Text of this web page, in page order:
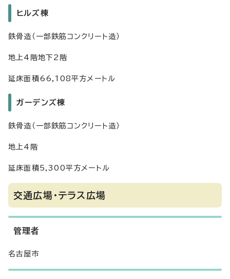
ヒルズ棟
鉄骨造（一部鉄筋コンクリート造）
地上4階地下2階
延床面積66,108平方メートル
ガーデンズ棟
鉄骨造（一部鉄筋コンクリート造）
地上4階
延床面積5,300平方メートル
交通広場・テラス広場
管理者
名古屋市